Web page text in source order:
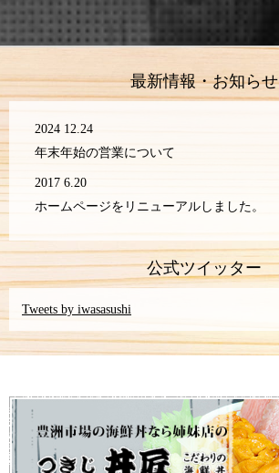
最新情報・お知らせ
2024 12.24
年末年始の営業について
2017 6.20
ホームページをリニューアルしました。
公式ツイッター
Tweets by iwasasushi